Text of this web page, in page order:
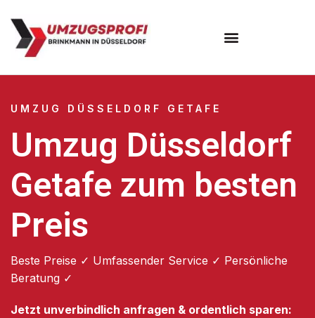
UMZUG DÜSSELDORF GETAFE
Umzug Düsseldorf
Getafe zum besten
Preis
Beste Preise ✓ Umfassender Service ✓ Persönliche
Beratung ✓
Jetzt unverbindlich anfragen & ordentlich sparen: